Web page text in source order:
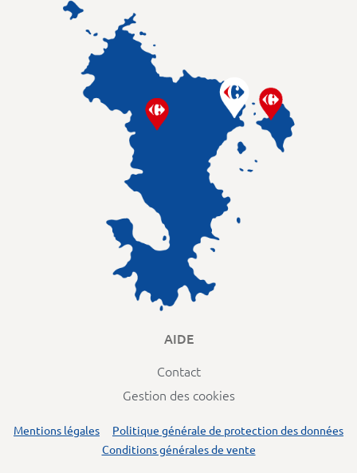
AIDE
Contact
Gestion des cookies
Mentions légales
Politique générale de protection des données
Conditions générales de vente